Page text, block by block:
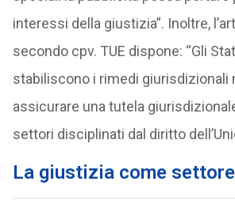
interessi della giustizia”. Inoltre,
secondo cpv. TUE dispone: “Gli
stabiliscono i rimedi giurisdizionali
assicurare una tutela
settori disciplinati dal diritto
La giustizia come